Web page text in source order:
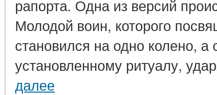
рапорта. Одна из версий
Молодой воин, которого
становился на одно колено,
установленному ритуалу,
далее